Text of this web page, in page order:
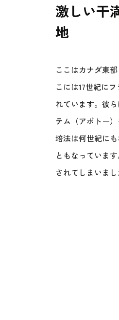
激しい干
地
ここはカナダ東
こには17世紀に
れています。彼
テム（アボトー
培法は何世紀に
ともなっていま
されてしまいま